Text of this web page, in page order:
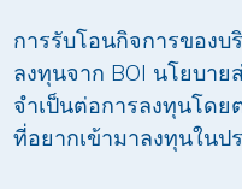
การรับโอนกิจการของบ
ลงทุนจาก BOI นโยบา
จำเป็นต่อการลงทุนโดย
ที่อยากเข้ามาลงทุนในป